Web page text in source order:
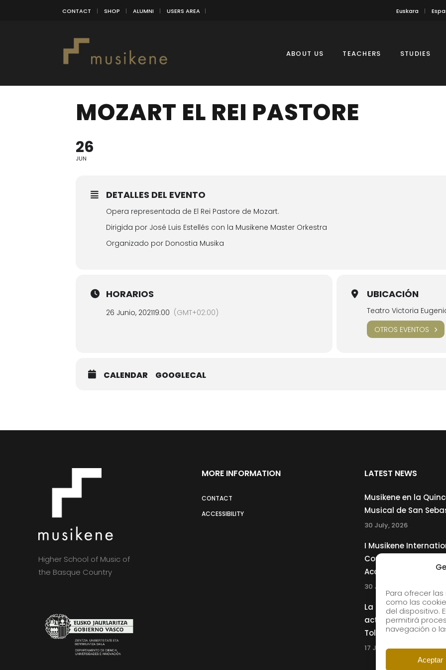
Para ofrecer
como las
del dispositivo.
permitirá
navegación o
Aceptar
CONTACT SHOP ALUMNI USERS AREA Euskara
ABOUT US TEACHERS STUDIES
MOZART EL REI PASTORE
26
JUN
DETALLES DEL EVENTO
Opera representada de El Rei Pastore de Mozart.
Dirigida por José Luis Estellés con la Musikene Master Orkestra
Organizado por Donostia Musika
HORARIOS
26 Junio, 202119:00 (GMT+02:00)
UBICACIÓN
Teatro Victoria
OTROS EVENTOS
CALENDAR GOOGLECAL
Higher School of Music of
the Basque Country
MORE INFORMATION
CONTACT
ACCESSIBILITY
LATEST NEWS
Musikene en la
Musical de San
30 July, 2026
I Musikene
Competition for
Accordionists
30 July, 2026
La Musikene Big
actuará junto a
Tolliver en el 61
17 July, 2026